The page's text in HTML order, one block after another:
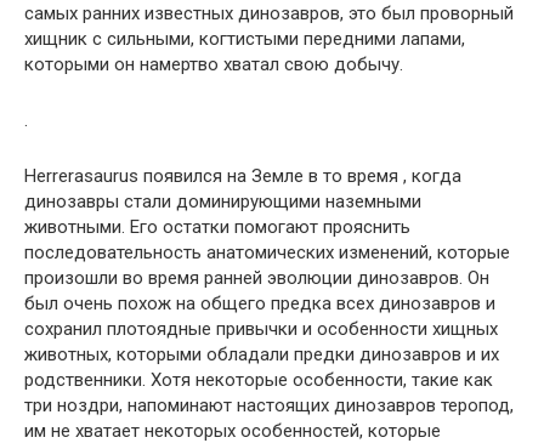
самых ранних известных динозавров, это был проворный
хищник с сильными, когтистыми передними лапами,
которыми он намертво хватал свою добычу.
.
Herrerasaurus появился на Земле в то время , когда
динозавры стали доминирующими наземными
животными. Его остатки помогают прояснить
последовательность анатомических изменений, которые
произошли во время ранней эволюции динозавров. Он
был очень похож на общего предка всех динозавров и
сохранил плотоядные привычки и особенности хищных
животных, которыми обладали предки динозавров и их
родственники. Хотя некоторые особенности, такие как
три ноздри, напоминают настоящих динозавров теропод,
им не хватает некоторых особенностей, которые